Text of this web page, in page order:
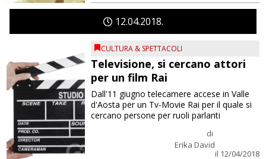
1204 2018
CULTURA & SPETTACOLI
Televisione, si cercano attori
per un film Rai
di
Erika David
il 12/04/2018
Dall'11 giugno telecamere accese in Valle
d'Aosta per un Tv-Movie Rai per il quale si
cercano persone per ruoli parlanti